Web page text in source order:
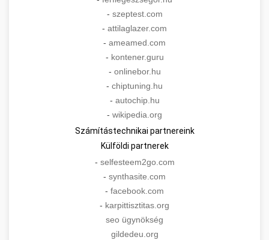
- szeptest.com
- attilaglazer.com
- ameamed.com
- kontener.guru
- onlinebor.hu
- chiptuning.hu
- autochip.hu
- wikipedia.org
Számítástechnikai partnereink
Külföldi partnerek
- selfesteem2go.com
- synthasite.com
- facebook.com
- karpittisztitas.org
seo ügynökség
gildedeu.org